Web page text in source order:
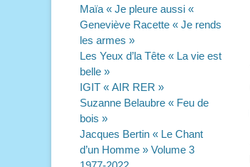
Maïa « Je pleure aussi «
Geneviève Racette « Je rends
les armes »
Les Yeux d’la Tête « La vie est
belle »
IGIT « AIR RER »
Suzanne Belaubre « Feu de
bois »
Jacques Bertin « Le Chant
d’un Homme » Volume 3